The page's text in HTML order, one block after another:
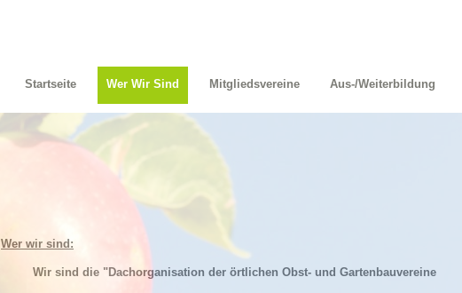
Startseite Wer Wir Sind Mitgliedsvereine Aus-/Weiterbildung
Wer wir sind:
Wir sind die "Dachorganisation der örtlichen Obst- und Gartenbauvereine